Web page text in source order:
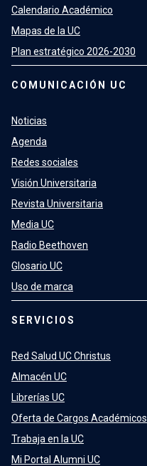
Calendario Académico
Mapas de la UC
Plan estratégico 2026-2030
COMUNICACIÓN UC
Noticias
Agenda
Redes sociales
Visión Universitaria
Revista Universitaria
Media UC
Radio Beethoven
Glosario UC
Uso de marca
SERVICIOS
Red Salud UC Christus
Almacén UC
Librerías UC
Oferta de Cargos Académicos
Trabaja en la UC
Mi Portal Alumni UC